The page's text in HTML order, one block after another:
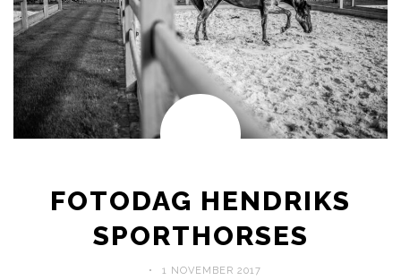
FOTODAG HENDRIKS
SPORTHORSES
1 NOVEMBER 2017